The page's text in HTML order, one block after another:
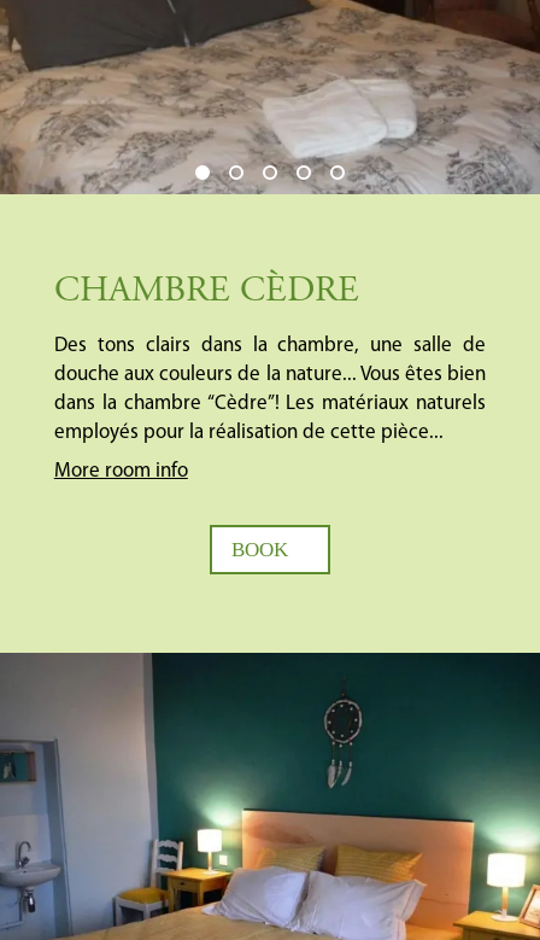
CHAMBRE CÈDRE
Des tons clairs dans la chambre, une salle de
douche aux couleurs de la nature... Vous êtes bien
dans la chambre “Cèdre”! Les matériaux naturels
employés pour la réalisation de cette pièce...
More room info
BOOK